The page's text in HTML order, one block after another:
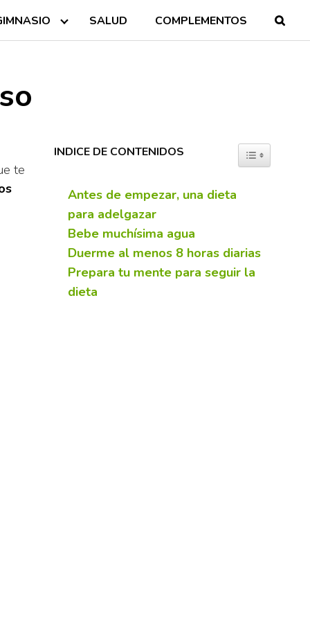
SALUD COMPLEMENTOS
te
INDICE DE CONTENIDOS TOGGLE
Antes de empezar, una dieta
para adelgazar
Bebe muchísima agua
Duerme al menos 8 horas diarias
Prepara tu mente para seguir la
dieta